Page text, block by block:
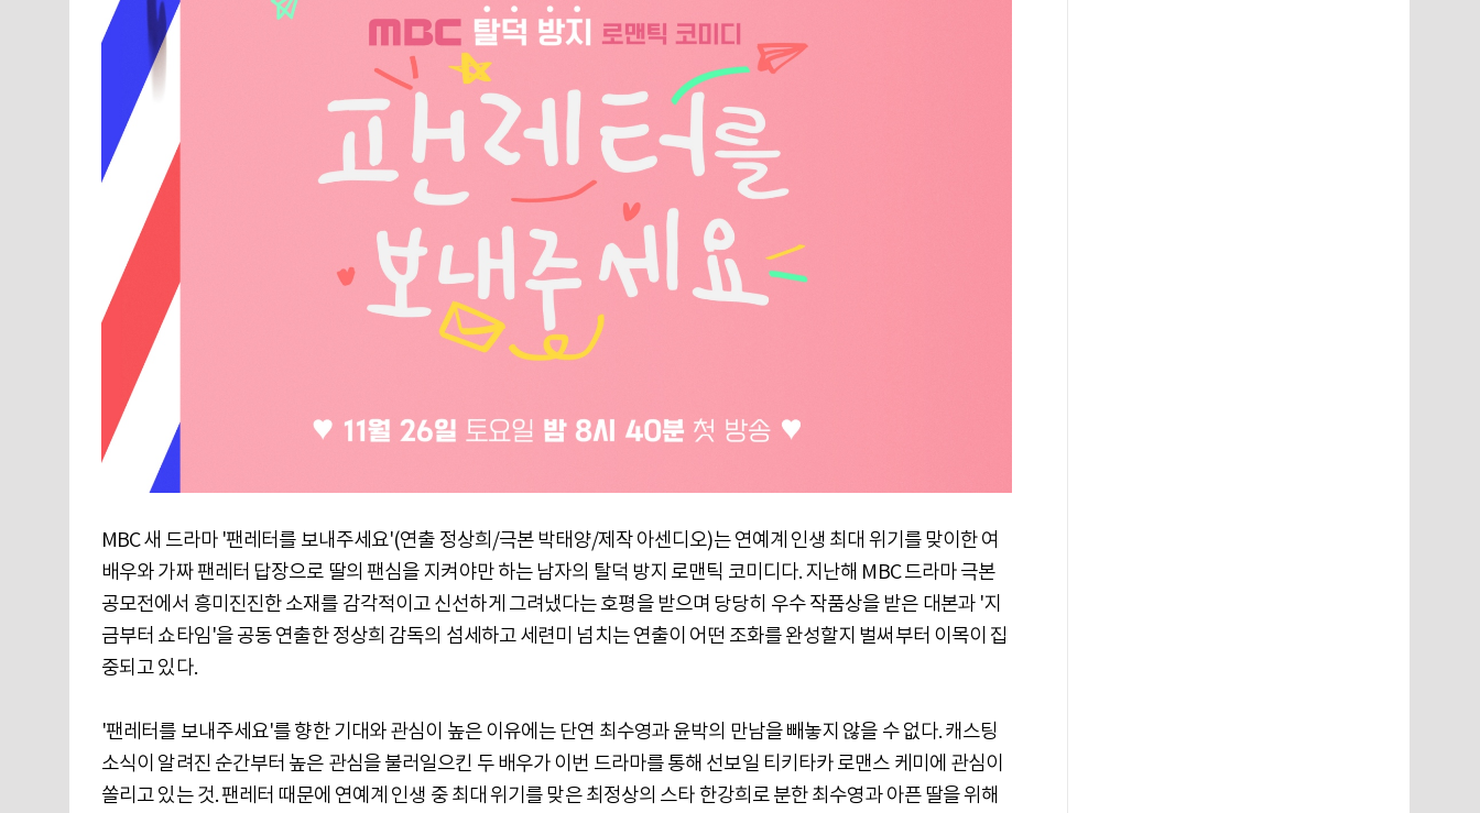
MBC 새 드라마 '팬레터를 보내주세요'(연출 정상희/극본 박태양/제작 아센디오)는 연예계 인생 최대 위기를 맞이한 여
배우와 가짜 팬레터 답장으로 딸의 팬심을 지켜야만 하는 남자의 탈덕 방지 로맨틱 코미디다. 지난해 MBC 드라마 극본
공모전에서 흥미진진한 소재를 감각적이고 신선하게 그려냈다는 호평을 받으며 당당히 우수 작품상을 받은 대본과 '지
금부터 쇼타임'을 공동 연출한 정상희 감독의 섬세하고 세련미 넘치는 연출이 어떤 조화를 완성할지 벌써부터 이목이 집
중되고 있다.
'팬레터를 보내주세요'를 향한 기대와 관심이 높은 이유에는 단연 최수영과 윤박의 만남을 빼놓지 않을 수 없다. 캐스팅
소식이 알려진 순간부터 높은 관심을 불러일으킨 두 배우가 이번 드라마를 통해 선보일 티키타카 로맨스 케미에 관심이
쏠리고 있는 것. 팬레터 때문에 연예계 인생 중 최대 위기를 맞은 최정상의 스타 한강희로 분한 최수영과 아픈 딸을 위해